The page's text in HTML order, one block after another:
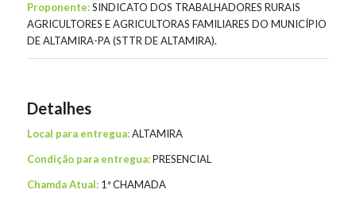
Proponente:SINDICATO DOS TRABALHADORES RURAIS
AGRICULTORES E AGRICULTORAS FAMILIARES DO MUNICÍPIO
DE ALTAMIRA-PA (STTR DE ALTAMIRA).
Detalhes
Local para entregua:ALTAMIRA
Condição para entregua:PRESENCIAL
Chamda Atual: 1ª CHAMADA